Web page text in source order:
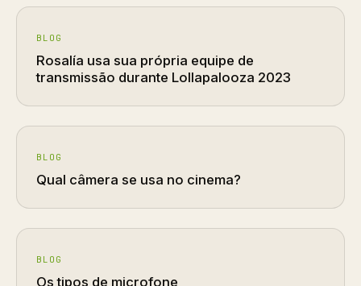
BLOG
Rosalía usa sua própria equipe de
transmissão durante Lollapalooza 2023
BLOG
Qual câmera se usa no cinema?
BLOG
Os tipos de microfone